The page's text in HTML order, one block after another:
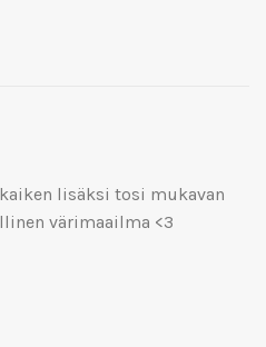
lisäksi tosi mukavan
värimaailma <3